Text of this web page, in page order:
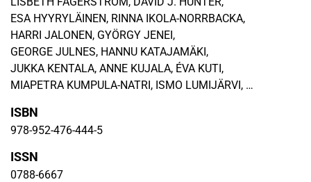
ESA HYYRYLÄINEN, RINNA IKOLA-NORRBACKA,
HARRI JALONEN, GYÖRGY JENEI,
GEORGE JULNES, HANNU KATAJAMÄKI,
JUKKA KENTALA, ANNE KUJALA, ÉVA KUTI,
MIAPETRA KUMPULA-NATRI, ISMO LUMIJÄRVI,
LEENA PAASIVAARA, B. GUY PETERS,
HARRI RAISIO, PIIA RANTAKOKKO, AUVO RAUHALA, PAULA
RISIKKO,RIITTA SEPPÄNEN-JÄRVELÄ, JARI STENVALL,
MARKKU TEMMES,
ISBN
978-952-476-444-5
ISSN
0788-6667